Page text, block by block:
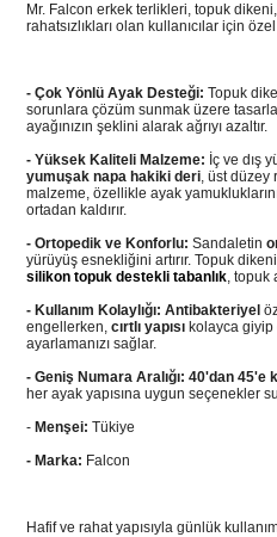
Mr. Falcon erkek terlikleri, topuk
rahatsızlıkları olan kullanıcılar için
- Çok Yönlü Ayak Desteği: Topuk
sorunlara çözüm sunmak üzere
ayağınızın şeklini alarak ağrıyı azaltır.
- Yüksek Kaliteli Malzeme: İç ve dış
yumuşak napa hakiki deri, üst düzey
malzeme, özellikle ayak
ortadan kaldırır.
- Ortopedik ve Konforlu: Sandaletin
yürüyüş esnekliğini artırır. Topuk
silikon topuk destekli tabanlık, topuk
- Kullanım Kolaylığı: Antibakteriyel
engellerken, cırtlı yapısıkolayca giyip
ayarlamanızı sağlar.
- Geniş Numara Aralığı: 40'dan 45'e
her ayak yapısına uygun seçenekler
- Menşei: Tükiye
- Marka: Falcon
Hafif ve rahat yapısıyla günlük